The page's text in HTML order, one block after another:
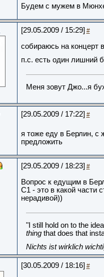
Будем с мужем в
[29.05.2009 / 15:29] #
собираюсь на концерт
п.с. есть один лишний
Меня зовут Джо...я
[29.05.2009 / 17:22] #
я тоже еду в Берлин, с
предложить
[29.05.2009 / 18:23] #
Вопрос к едущим в
C1 - это в какой части
нерадивой))
"I still hold on to the
thingthat does that
Nichts ist wirklich
[30.05.2009 / 18:16] #